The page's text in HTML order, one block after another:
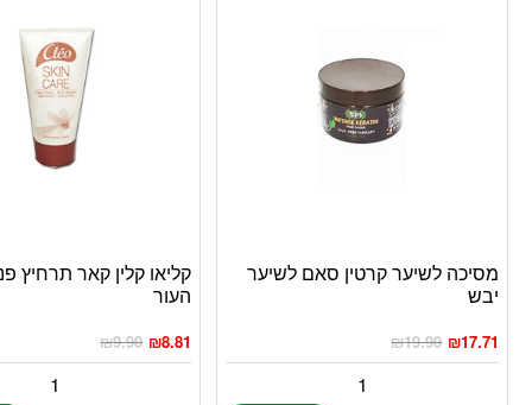
מסיכה לשיער קרטין סאם לשיער
יבש
₪19.90 ₪17.71
קליאו קלין קאר תרחיץ
העור
₪9.90 ₪8.81